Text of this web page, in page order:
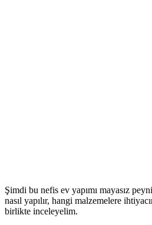
Şimdi bu nefis ev yapımı mayasız
nasıl yapılır, hangi malzemelere
birlikte inceleyelim.